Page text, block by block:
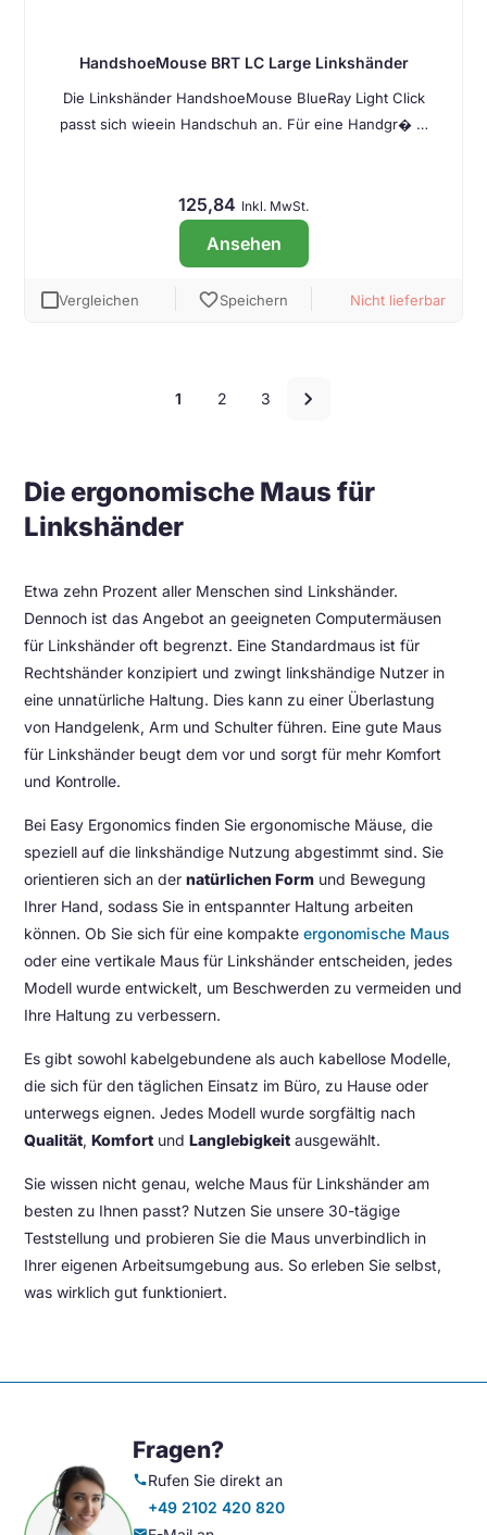
HandshoeMouse BRT LC Large Linkshänder
Die Linkshänder HandshoeMouse BlueRay Light Click
passt sich wieein Handschuh an. Für eine Handgr� …
125,84 Inkl. MwSt.
Ansehen
Vergleichen favoriteSpeichern Nicht lieferbar
Seitenzahlen
Sammlung
1 2 3 chevron_right
Die ergonomische Maus für
Linkshänder
Etwa zehn Prozent aller Menschen sind Linkshänder.
Dennoch ist das Angebot an geeigneten Computermäusen
für Linkshänder oft begrenzt. Eine Standardmaus ist für
Rechtshänder konzipiert und zwingt linkshändige Nutzer in
eine unnatürliche Haltung. Dies kann zu einer Überlastung
von Handgelenk, Arm und Schulter führen. Eine gute Maus
für Linkshänder beugt dem vor und sorgt für mehr Komfort
und Kontrolle.
Bei Easy Ergonomics finden Sie ergonomische Mäuse, die
speziell auf die linkshändige Nutzung abgestimmt sind. Sie
orientieren sich an dernatürlichen Form und Bewegung
Ihrer Hand, sodass Sie in entspannter Haltung arbeiten
können. Ob Sie sich für eine kompakteergonomische Maus
oder eine vertikale Maus für Linkshänder entscheiden, jedes
Modell wurde entwickelt, um Beschwerden zu vermeiden und
Ihre Haltung zu verbessern.
Es gibt sowohl kabelgebundene als auch kabellose Modelle,
die sich für den täglichen Einsatz im Büro, zu Hause oder
unterwegs eignen. Jedes Modell wurde sorgfältig nach
Qualität,Komfort undLanglebigkeit ausgewählt.
Sie wissen nicht genau, welche Maus für Linkshänder am
besten zu Ihnen passt? Nutzen Sie unsere 30-tägige
Teststellung und probieren Sie die Maus unverbindlich in
Ihrer eigenen Arbeitsumgebung aus. So erleben Sie selbst,
was wirklich gut funktioniert.
Fragen?
callRufen Sie direkt an
+49 2102 420 820